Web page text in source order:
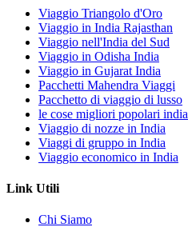
Viaggio Triangolo d'Oro
Viaggio in India Rajasthan
Viaggio nell'India del Sud
Viaggio in Odisha India
Viaggio in Gujarat India
Pacchetti Mahendra Viaggi
Pacchetto di viaggio di lusso
le cose migliori popolari india
Viaggio di nozze in India
Viaggi di gruppo in India
Viaggio economico in India
Link Utili
Chi Siamo